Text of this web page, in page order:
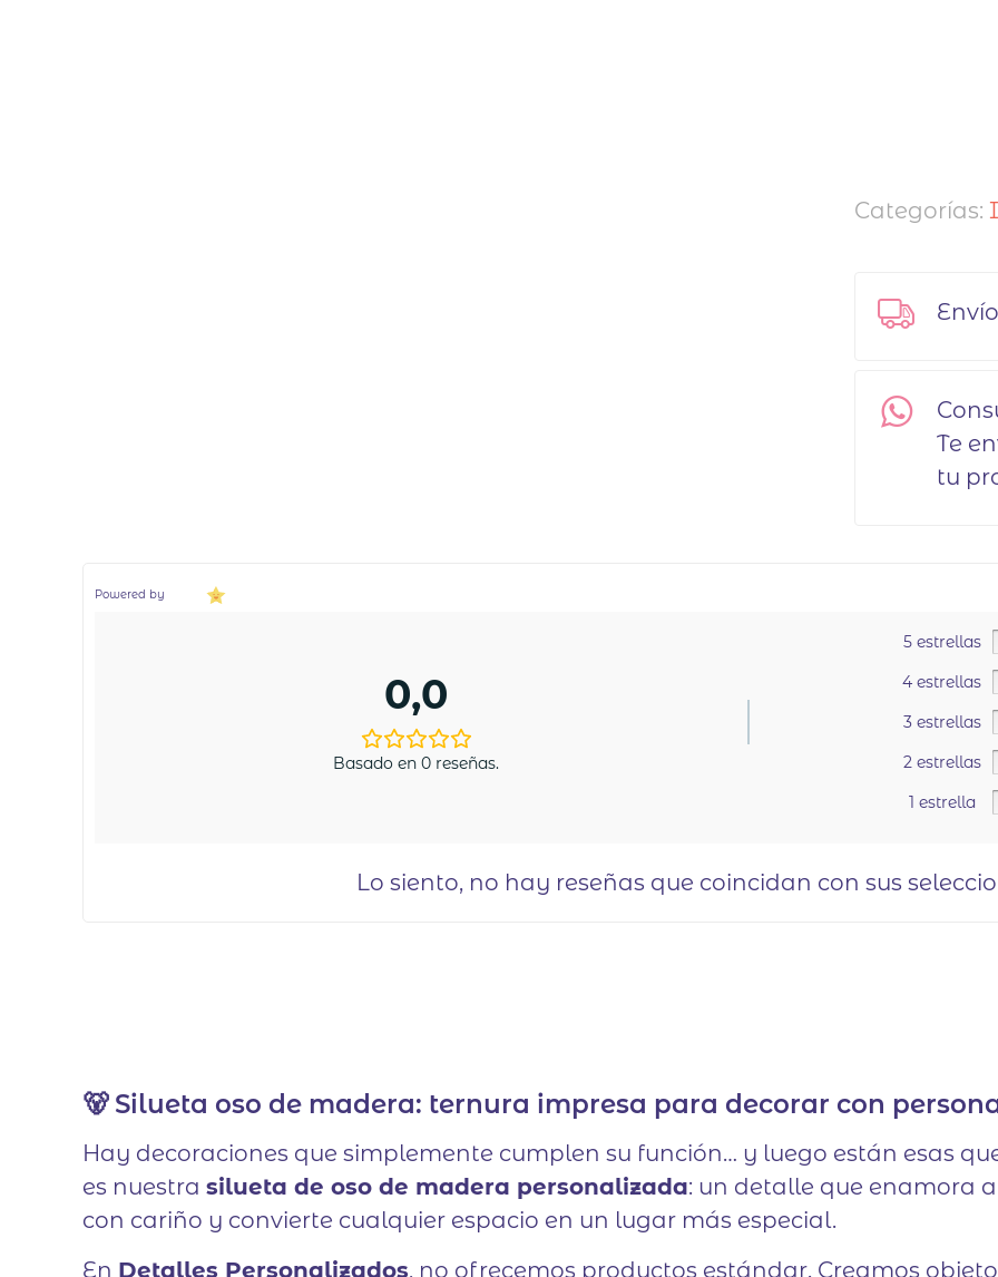
Categorías:
Te
tu
Powered by
0,0
Basado en 0 reseñas.
5 estrellas
4 estrellas
3 estrellas
2 estrellas
1 estrella
Lo siento, no hay reseñas que coincidan con sus
🐻 Silueta oso de madera: ternura impresa para decorar con
Hay decoraciones que simplemente cumplen su función… y luego están esas
es nuestrasilueta de oso de madera personalizada: un detalle que enamora
con cariño y convierte cualquier espacio en un lugar más especial.
En Detalles Personalizados, no ofrecemos productos estándar. Creamos